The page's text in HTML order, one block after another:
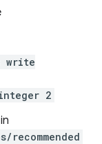
write
2
in